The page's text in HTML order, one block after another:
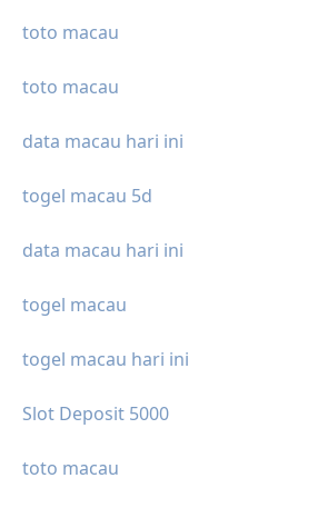
toto macau
toto macau
data macau hari ini
togel macau 5d
data macau hari ini
togel macau
togel macau hari ini
Slot Deposit 5000
toto macau